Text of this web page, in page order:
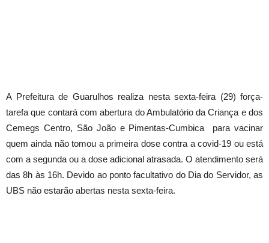
A Prefeitura de Guarulhos realiza nesta sexta-feira (29) força-
tarefa que contará com abertura do Ambulatório da Criança e dos
Cemegs Centro, São João e Pimentas-Cumbica para vacinar
quem ainda não tomou a primeira dose contra a covid-19 ou está
com a segunda ou a dose adicional atrasada. O atendimento será
das 8h às 16h. Devido ao ponto facultativo do Dia do Servidor, as
UBS não estarão abertas nesta sexta-feira.